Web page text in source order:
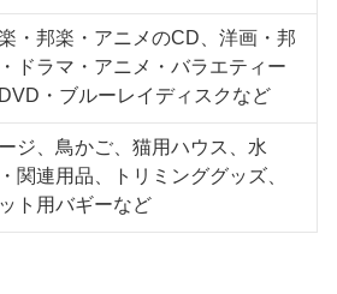
・邦楽・アニメのCD、洋画・邦
ドラマ・アニメ・バラエティー
・ブルーレイディスクなど
ジ、鳥かご、猫用ハウス、水
関連用品、トリミンググッズ、
ト用バギーなど